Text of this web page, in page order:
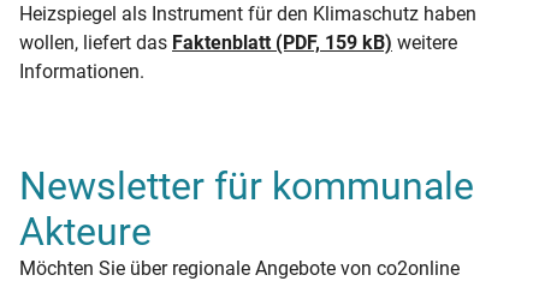
Heizspiegel als Instrument für den Klimaschutz haben
wollen, liefert das Faktenblatt (PDF, 159 kB) weitere
Informationen.
Newsletter für kommunale
Akteure
Möchten Sie über regionale Angebote von co2online